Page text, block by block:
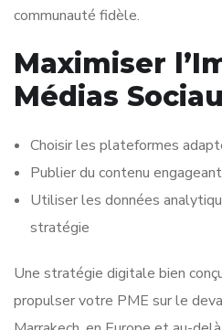
communauté fidèle.
Maximiser
Médias
Choisir les plateformes
Publier du contenu
Utiliser les données
stratégie
Une stratégie digitale bien
propulser votre PME sur le